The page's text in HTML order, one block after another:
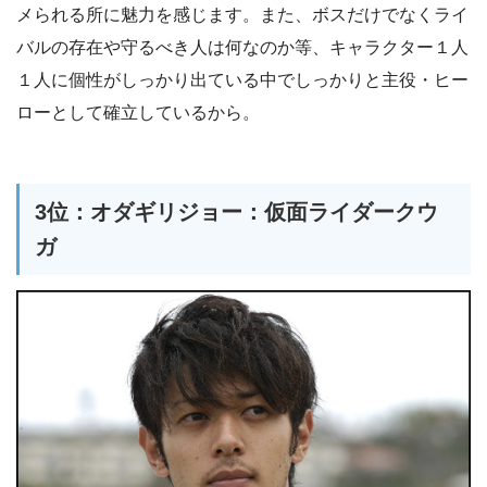
メられる所に魅力を感じます。また、ボスだけでなくライ
バルの存在や守るべき人は何なのか等、キャラクター１人
１人に個性がしっかり出ている中でしっかりと主役・ヒー
ローとして確立しているから。
3位：オダギリジョー：仮面ライダークウ
ガ